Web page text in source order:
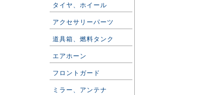
タイヤ、ホイール
アクセサリーパーツ
道具箱、燃料タンク
エアホーン
フロントガード
ミラー、アンテナ